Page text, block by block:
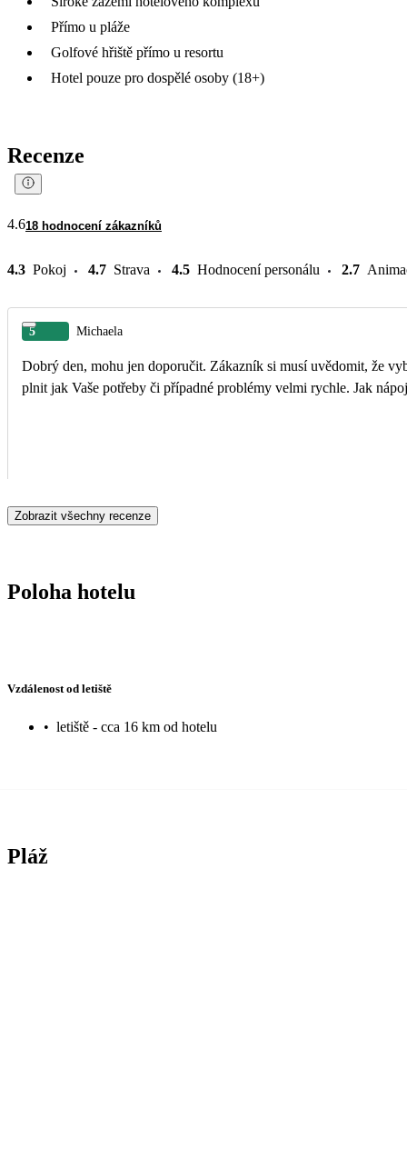
Přímo u pláže
Golfové hřiště přímo u resortu
Hotel pouze pro dospělé osoby (18+)
Recenze
4.618 hodnocení zákazníků
4.3 Pokoj 4.7 Strava 4.5 Hodnocení personálu 2.7
5 Michaela
Dobrý den, mohu jen doporučit. Zákazník si musí uvědomit, že vybavení pokoje je již staré odpovídá fotkám, ale čisté a funkční. Personál milý a nápomocný
plnit jak Vaše potřeby či případné problémy velmi rychle. Jak
Zobrazit všechny recenze
Poloha hotelu
Vzdálenost od letiště
• letiště - cca 16 km od hotelu
Pláž